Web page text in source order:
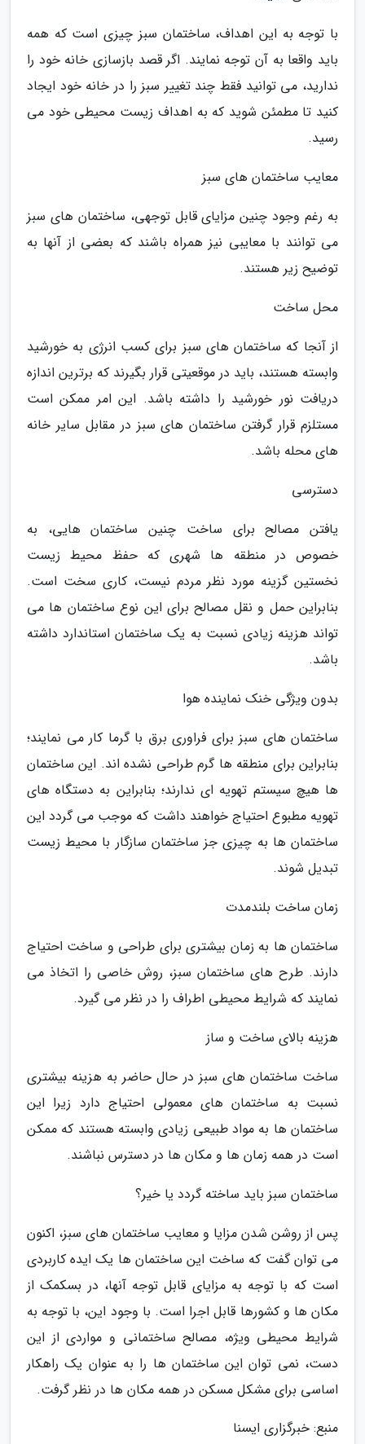
با توجه به این اهداف، ساختمان سبز چیزی است که همه
باید واقعا به آن توجه نمایند. اگر قصد بازسازی خانه خود را
ندارید، می توانید فقط چند تغییر سبز را در خانه خود ایجاد
کنید تا مطمئن شوید که به اهداف زیست محیطی خود می
رسید.
معایب ساختمان های سبز
به رغم وجود چنین مزایای قابل توجهی، ساختمان های سبز
می توانند با معایبی نیز همراه باشند که بعضی از آنها به
توضیح زیر هستند.
محل ساخت
از آنجا که ساختمان های سبز برای کسب انرژی به خورشید
وابسته هستند، باید در موقعیتی قرار بگیرند که برترین اندازه
دریافت نور خورشید را داشته باشد. این امر ممکن است
مستلزم قرار گرفتن ساختمان های سبز در مقابل سایر خانه
های محله باشد.
دسترسی
یافتن مصالح برای ساخت چنین ساختمان هایی، به
خصوص در منطقه ها شهری که حفظ محیط زیست
نخستین گزینه مورد نظر مردم نیست، کاری سخت است.
بنابراین حمل و نقل مصالح برای این نوع ساختمان ها می
تواند هزینه زیادی نسبت به یک ساختمان استاندارد داشته
باشد.
بدون ویژگی خنک نماینده هوا
ساختمان های سبز برای فراوری برق با گرما کار می نمایند؛
بنابراین برای منطقه ها گرم طراحی نشده اند. این ساختمان
ها هیچ سیستم تهویه ای ندارند؛ بنابراین به دستگاه های
تهویه مطبوع احتیاج خواهند داشت که موجب می گردد این
ساختمان ها به چیزی جز ساختمان سازگار با محیط زیست
تبدیل شوند.
زمان ساخت بلندمدت
ساختمان ها به زمان بیشتری برای طراحی و ساخت احتیاج
دارند. طرح های ساختمان سبز، روش خاصی را اتخاذ می
نمایند که شرایط محیطی اطراف را در نظر می گیرد.
هزینه بالای ساخت و ساز
ساخت ساختمان های سبز در حال حاضر به هزینه بیشتری
نسبت به ساختمان های معمولی احتیاج دارد زیرا این
ساختمان ها به مواد طبیعی زیادی وابسته هستند که ممکن
است در همه زمان ها و مکان ها در دسترس نباشند.
ساختمان سبز باید ساخته گردد یا خیر؟
پس از روشن شدن مزایا و معایب ساختمان های سبز، اکنون
می توان گفت که ساخت این ساختمان ها یک ایده کاربردی
است که با توجه به مزایای قابل توجه آنها، در بسکمک از
مکان ها و کشورها قابل اجرا است. با وجود این، با توجه به
شرایط محیطی ویژه، مصالح ساختمانی و مواردی از این
دست، نمی توان این ساختمان ها را به عنوان یک راهکار
اساسی برای مشکل مسکن در همه مکان ها در نظر گرفت.
منبع: خبرگزاری ایسنا